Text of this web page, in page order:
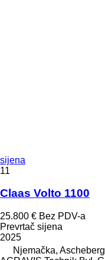
sijena
11
Claas Volto 1100
25.800 € Bez PDV-a
Prevrtač sijena
2025
Njemačka, Ascheberg